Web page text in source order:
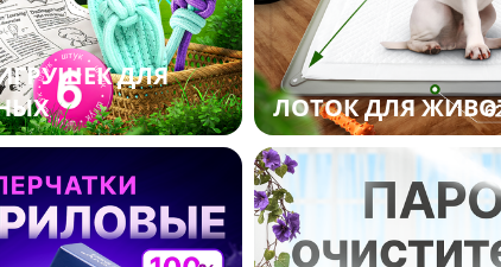
ДЛЯ
ЛОТОК ДЛЯ